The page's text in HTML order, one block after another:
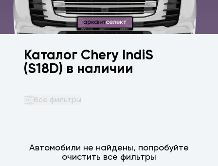
Каталог Chery IndiS
(S18D) в наличии
Автомобили не найдены, попробуйте
очистить все фильтры
Все фильтры